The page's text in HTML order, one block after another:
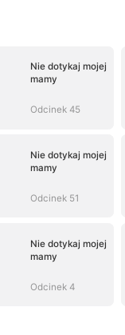
Nie dotykaj mojej
mamy
Odcinek 45
Nie dotykaj mojej
mamy
Odcinek 51
Nie dotykaj mojej
mamy
Odcinek 4